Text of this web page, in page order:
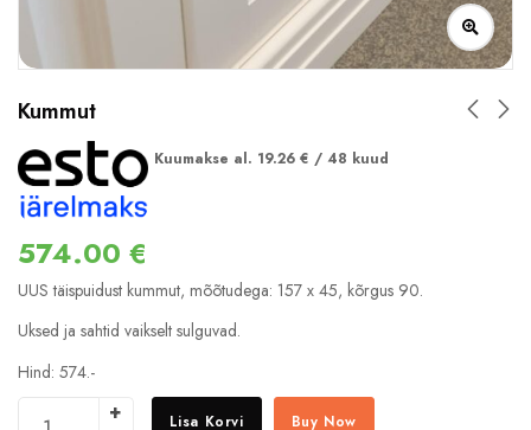
Kummut
Kuumakse al. 19.26 € / 48 kuud
574.00 €
UUS täispuidust kummut, mõõtudega: 157 x 45, kõrgus 90.
Uksed ja sahtid vaikselt sulguvad.
Hind: 574.-
Lisa Korvi Buy Now